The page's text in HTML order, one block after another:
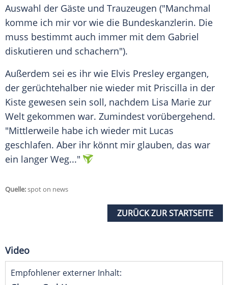
Auswahl der Gäste und Trauzeugen ("Manchmal
komme ich mir vor wie die Bundeskanzlerin. Die
muss bestimmt auch immer mit dem Gabriel
diskutieren und schachern").
Außerdem sei es ihr wie Elvis Presley ergangen,
der gerüchtehalber nie wieder mit Priscilla in der
Kiste gewesen sein soll, nachdem Lisa Marie zur
Welt gekommen war. Zumindest vorübergehend.
"Mittlerweile habe ich wieder mit Lucas
geschlafen. Aber ihr könnt mir glauben, das war
ein langer Weg..."
Quelle:spot on news
ZURÜCK ZUR STARTSEITE
Video
Empfohlener externer Inhalt: